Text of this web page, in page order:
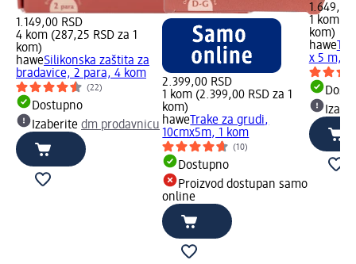
1.149,00 RSD
4 kom (287,25 RSD za 1
kom)
haweSilikonska zaštita za
bradavice, 2 para, 4 kom
(22)
Dostupno
Izaberite dm prodavnicu
2.399,00 RSD
1 kom (2.399,00 RSD za 1
kom)
hawe Trake za grudi,
10cmx5m, 1 kom
(10)
Dostupno
Proizvod dostupan samo
online
1.649,00
1 kom
kom)
hawe
x 5 m, u